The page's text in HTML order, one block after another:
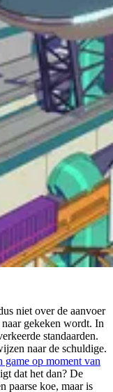
niet over de aanvoer
gekeken wordt. In
standaarden.
naar de schuldige.
game op moment van
dat het dan? De
paarse koe, maar is